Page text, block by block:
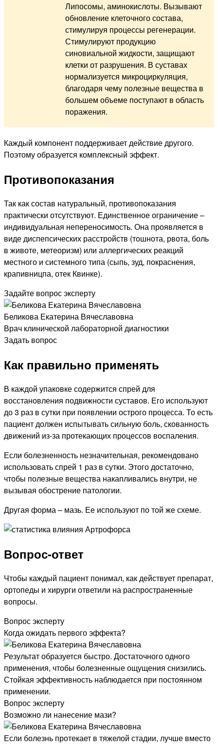
Липосомы, аминокислоты. Вызывают
обновление клеточного состава,
стимулируя процессы регенерации.
Стимулируют продукцию
синовиальной жидкости, защищают
клетки от разрушения. В суставах
нормализуется микроциркуляция,
благодаря чему полезные вещества в
большем объеме поступают в область
поражения.
Каждый компонент поддерживает действие другого.
Поэтому образуется комплексный эффект.
Противопоказания
Так как состав натуральный, противопоказания
практически отсутствуют. Единственное ограничение –
индивидуальная непереносимость. Она проявляется в
виде диспепсических расстройств (тошнота, рвота, боль
в животе, метеоризм) или аллергических реакций
местного и системного типа (сыпь, зуд, покраснения,
крапивницпа, отек Квинке).
Задайте вопрос эксперту
Беликова Екатерина Вячеславовна
Врач клинической лабораторной диагностики
Задать вопрос
Как правильно применять
В каждой упаковке содержится спрей для
восстановления подвижности суставов. Его используют
до 3 раз в сутки при появлении острого процесса. То есть
пациент должен испытывать сильную боль, скованность
движений из-за протекающих процессов воспаления.
Если болезненность незначительная, рекомендовано
использовать спрей 1 раз в сутки. Этого достаточно,
чтобы полезные вещества накапливались внутри, не
вызывая обострение патологии.
Другая форма – мазь. Ее используют по той же схеме.
Вопрос-ответ
Чтобы каждый пациент понимал, как действует препарат,
ортопеды и хирурги ответили на распространенные
вопросы.
Вопрос эксперту
Когда ожидать первого эффекта?
Результат образуется быстро. Достаточного одного
применения, чтобы болезненные ощущения снизились.
Стойкая эффективность наблюдается при постоянном
применении.
Вопрос эксперту
Возможно ли нанесение мази?
Если болезнь протекает в тяжелой стадии, лучше вместо